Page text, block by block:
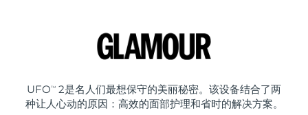
UFO TM
2是名人们最想保守的美丽秘密。该设备结合了两
种让人心动的原因：高效的面部护理和省时的解决方案。